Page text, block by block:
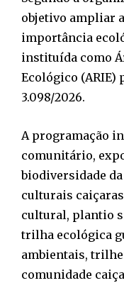
objetivo ampliar
importância
instituída como
Ecológico (ARIE)
3.098/2026.
A programação
comunitário,
biodiversidade
culturais
cultural, plantio
trilha ecológica
ambientais,
comunidade